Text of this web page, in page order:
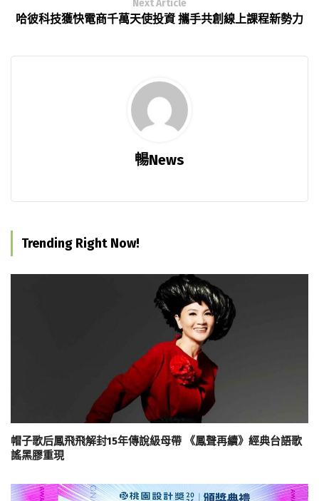
Next Article
哈彼科技獲快電商千萬天使投資 攜手共創線上課程新勢力
暢News
Trending Right Now!
帽子歌后鳳飛飛解封15年傳說級母帶 《鳳聲再續》經典台語歌
謠黑膠重現